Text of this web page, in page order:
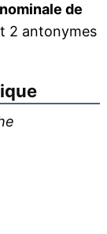
de
2 antonymes